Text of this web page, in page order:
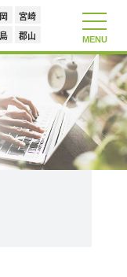
宮崎
郡山
toggle
MENU